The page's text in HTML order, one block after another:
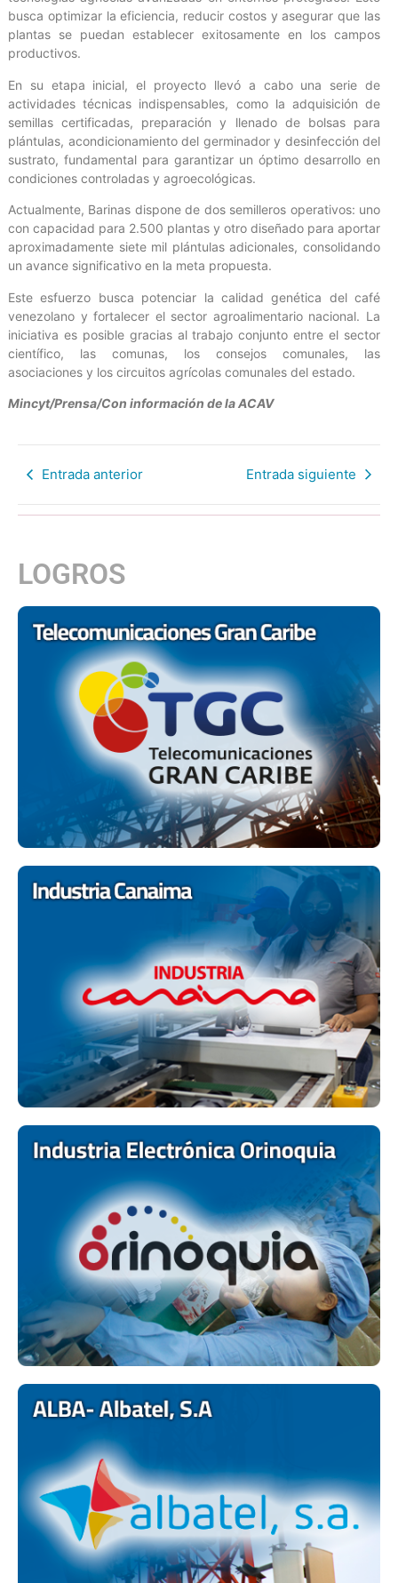
busca optimizar la eficiencia, reducir costos y asegurar que las
plantas se puedan establecer exitosamente en los campos
productivos.
En su etapa inicial, el proyecto llevó a cabo una serie de
actividades técnicas indispensables, como la adquisición de
semillas certificadas, preparación y llenado de bolsas para
plántulas, acondicionamiento del germinador y desinfección del
sustrato, fundamental para garantizar un óptimo desarrollo en
condiciones controladas y agroecológicas.
Actualmente, Barinas dispone de dos semilleros operativos: uno
con capacidad para 2.500 plantas y otro diseñado para aportar
aproximadamente siete mil plántulas adicionales, consolidando
un avance significativo en la meta propuesta.
Este esfuerzo busca potenciar la calidad genética del café
venezolano y fortalecer el sector agroalimentario nacional. La
iniciativa es posible gracias al trabajo conjunto entre el sector
científico, las comunas, los consejos comunales, las
asociaciones y los circuitos agrícolas comunales del estado.
Mincyt/Prensa/Con información de la ACAV
Entrada anterior Entrada siguiente
LOGROS